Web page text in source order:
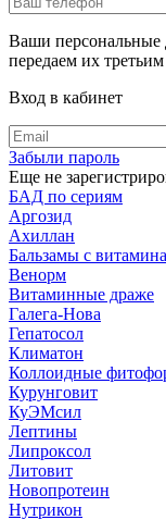
Ваши
передаем их
Вход в кабинет
Забыли пароль
Еще не
БАД по сериям
Аргозид
Ахиллан
Бальзамы с
Венорм
Витаминные драже
Галега-Нова
Гепатосол
Климатон
Коллоидные
Курунговит
КуЭМсил
Лептины
Липроксол
Литовит
Новопротеин
Нутрикон